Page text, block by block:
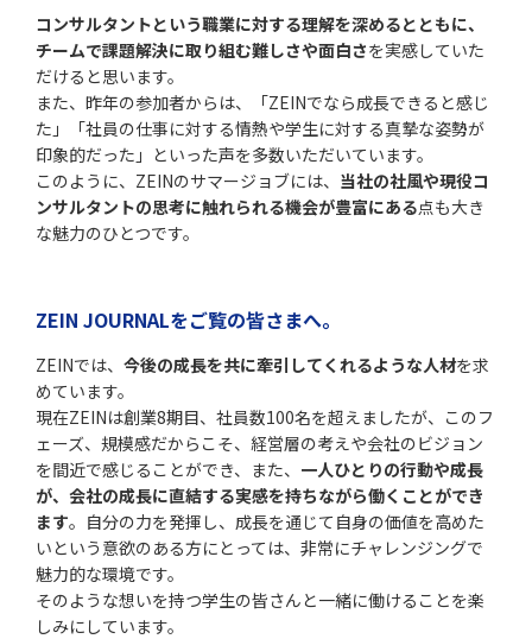
コンサルタントという職業に対する理解を深めるとともに、
チームで課題解決に取り組む難しさや面白さを実感していた
だけると思います。
また、昨年の参加者からは、「ZEINでなら成長できると感じ
た」「社員の仕事に対する情熱や学生に対する真摯な姿勢が
印象的だった」といった声を多数いただいています。
このように、ZEINのサマージョブには、 当社の社風や現役コ
ンサルタントの思考に触れられる機会が豊富にある点も大き
な魅力のひとつです。
ZEIN JOURNALをご覧の皆さまへ。
ZEINでは、 今後の成長を共に牽引してくれるような人材を求
めています。
現在ZEINは創業8期目、社員数100名を超えましたが、このフ
ェーズ、規模感だからこそ、経営層の考えや会社のビジョン
を間近で感じることができ、また、 一人ひとりの行動や成長
が、会社の成長に直結する実感を持ちながら働くことができ
ます。自分の力を発揮し、成長を通じて自身の価値を高めた
いという意欲のある方にとっては、非常にチャレンジングで
魅力的な環境です。
そのような想いを持つ学生の皆さんと一緒に働けることを楽
しみにしています。